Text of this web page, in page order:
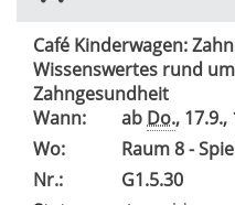
Café Kinderwagen:
Wissenswertes rund
Zahngesundheit
Wann:
ab Do.,
Wo:
Raum 8 -
Nr.:
G1.5.30